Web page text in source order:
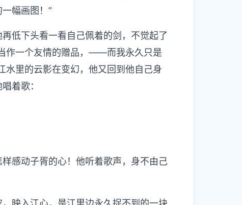
幅画图！”
低下头看一看自己佩着的剑，不觉起了
作一个友情的赠品，——而我永久只是
水里的云影在变幻，他又回到他自己身
着歌：
感动子胥的心！他听着歌声，身不由己